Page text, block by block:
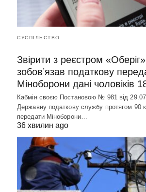
СУСПІЛЬСТВО
Звірити з реєстром
зобовʼязав податкову
Міноборони дані чоловіків
Кабмін своєю Постановою № 981 від
Державну податкову службу протягом 90
передати Міноборони…
36 хвилин ago